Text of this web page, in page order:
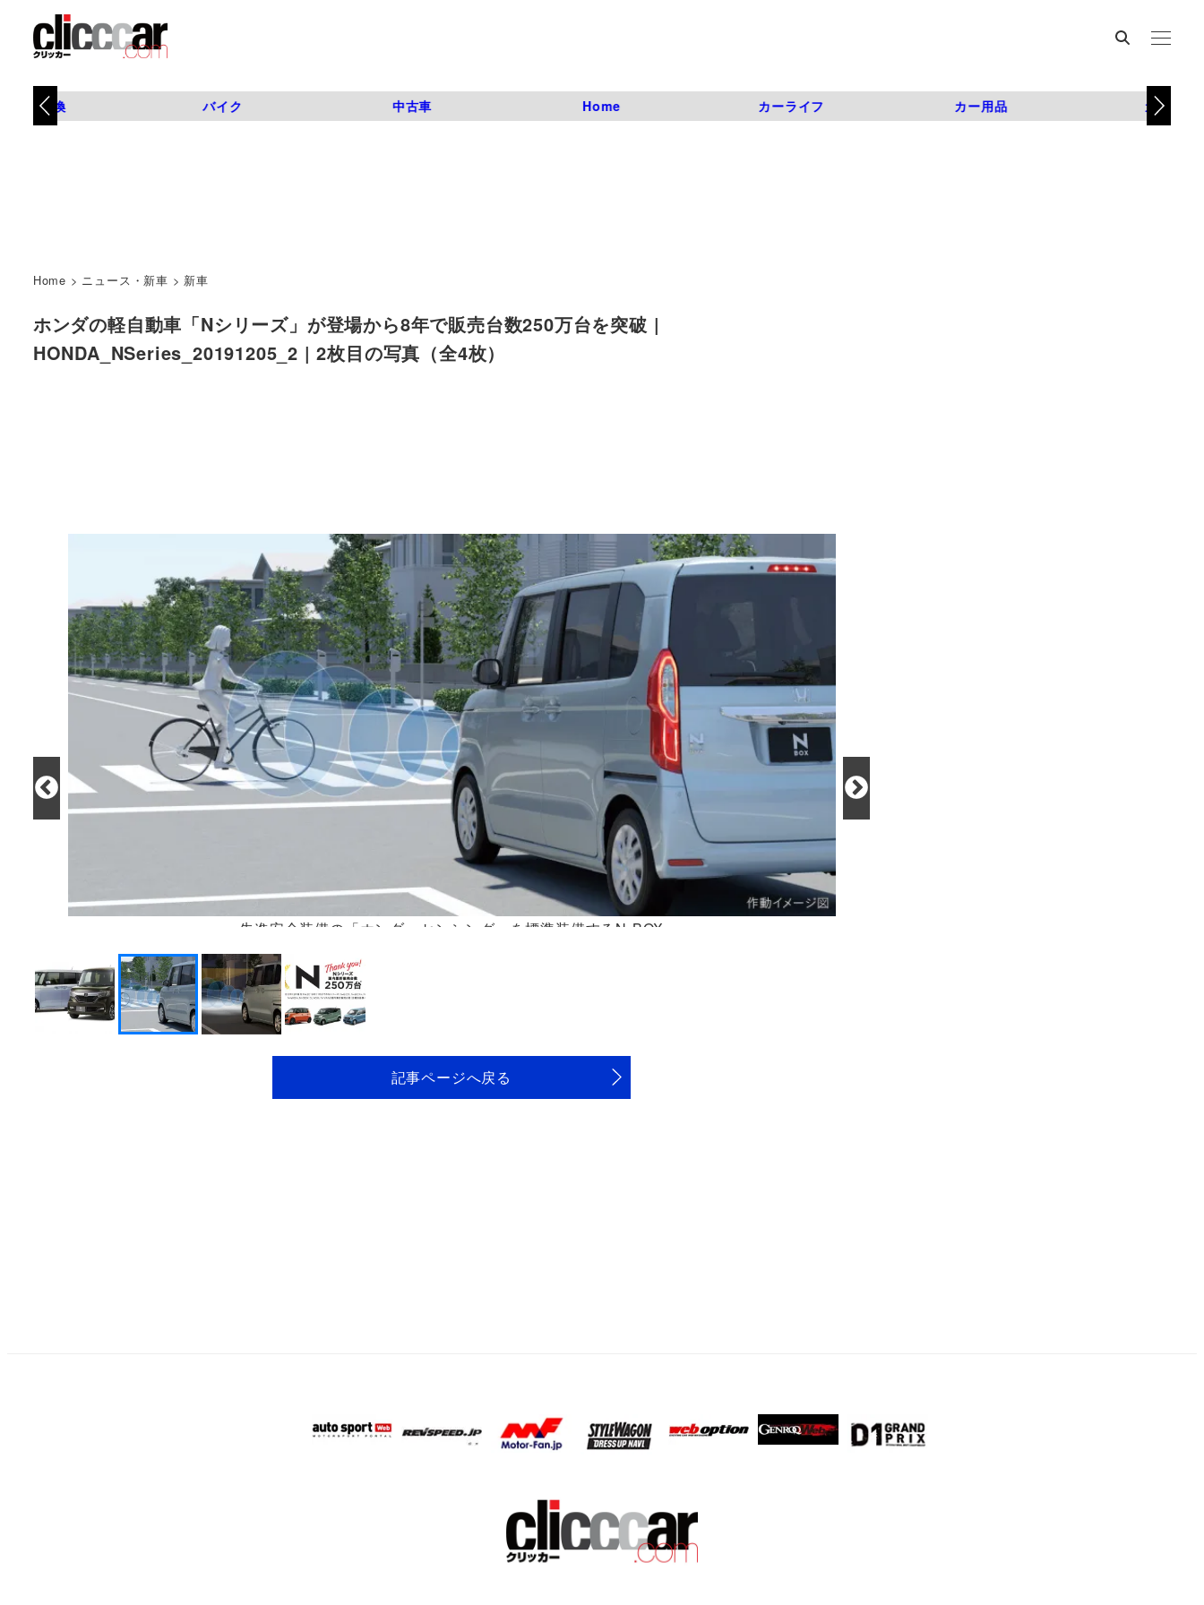
タイヤ交換 バイク 中古車 Home カーライフ カー用品 カスタム
Home > ニュース・新車 > 新車
ホンダの軽自動車「Nシリーズ」が登場から8年で販売台数250万台を突破 |
HONDA_NSeries_20191205_2 | 2枚目の写真（全4枚）
先進安全装備の「ホンダ・センシング」を標準装備するN-BOX
記事ページへ戻る